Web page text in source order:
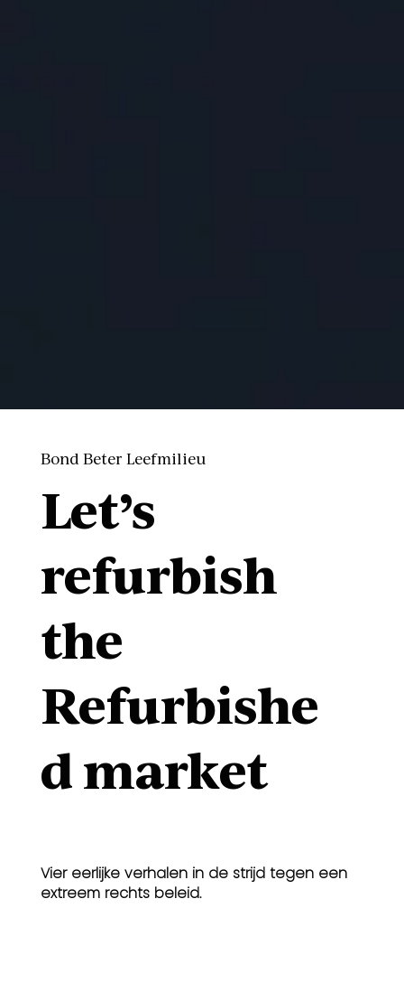
Vier eerlijke verhalen in de strijd tegen een
extreem rechts beleid.
Bond Beter Leefmilieu
Let’s
refurbish
the
Refurbishe
d market